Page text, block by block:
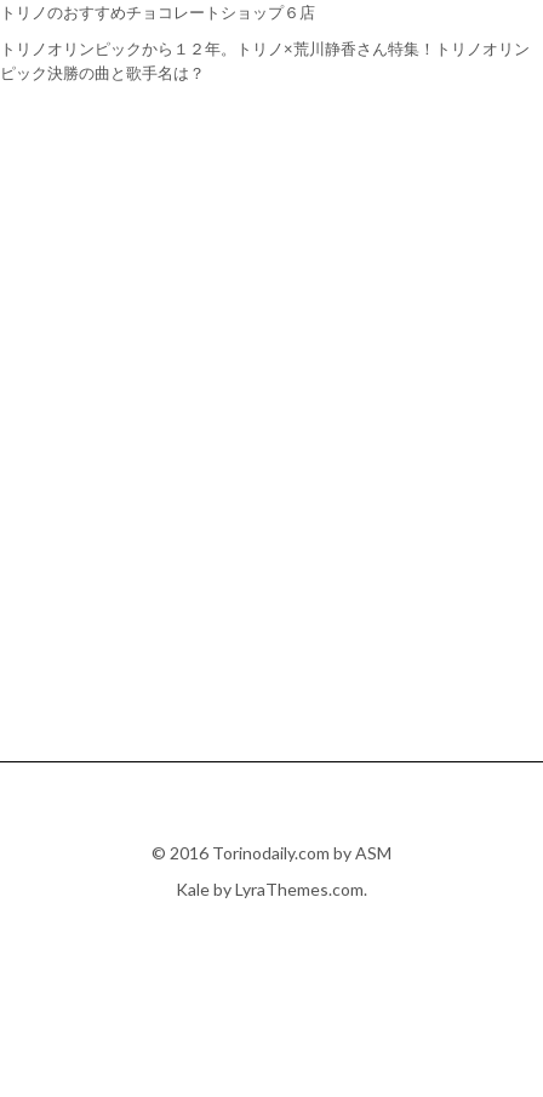
トリノのおすすめチョコレートショップ６店
トリノオリンピックから１２年。トリノ×荒川静香さん特集！トリノオリン
ピック決勝の曲と歌手名は？
© 2016 Torinodaily.com by ASM
Kaleby LyraThemes.com.